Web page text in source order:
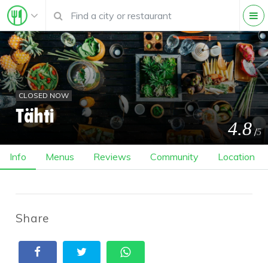
CLOSED NOW
Tähti 4.8 /5
Info Menus Reviews Community Location
Share